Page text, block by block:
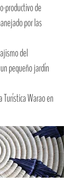
productivo de
por las
del
pequeño jardín
Warao en